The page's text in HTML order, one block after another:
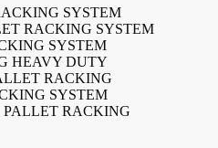
SYSTEM
RACKING SYSTEM
SYSTEM
HEAVY DUTY
RACKING
SYSTEM
RACKING